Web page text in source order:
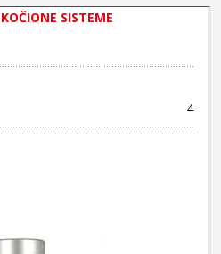
SISTEME
4